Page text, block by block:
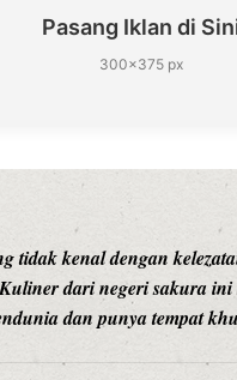
Pasang Iklan di
300×375 px
tidak kenal dengan
dari negeri sakura ini
dan punya tempat